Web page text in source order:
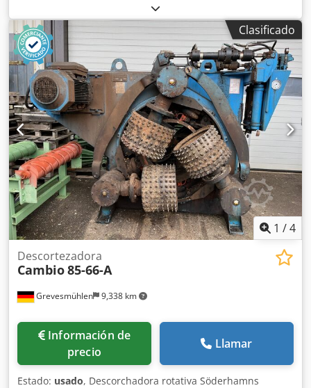
Clasificado
1 /4
Grevesmühlen 9,338 km
Descortezadora
Cambio85-66-A
Información de
precio
Llamar
Estado: usado, Descorchadora rotativa Söderhamns